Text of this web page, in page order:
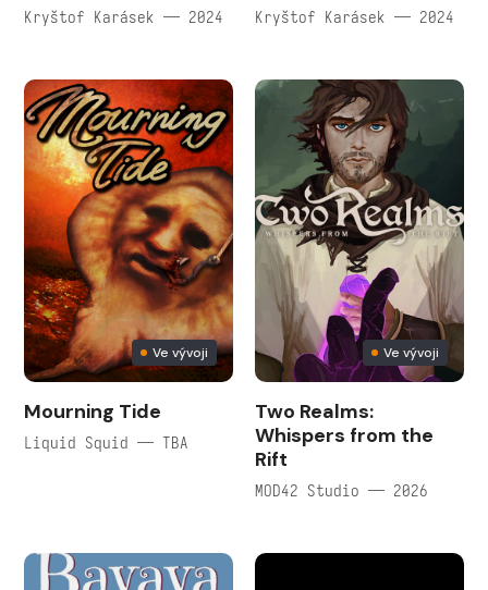
Kryštof Karásek — 2024 Kryštof Karásek — 2024
Ve vývoji
Mourning Tide
Liquid Squid — TBA
Ve vývoji
Two Realms:
Whispers from the
Rift
MOD42 Studio — 2026